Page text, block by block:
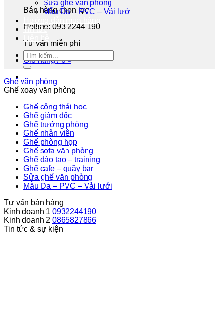
Bán hàng chọn lọc
Hotline: 093 2244 190
Tư vấn miễn phí
Giỏ hàng /0₫
Sửa ghế văn phòng
Mẫu Da – PVC – Vải lưới
Tin tức
Liên hệ
Ghế văn phòng
Ghế xoay văn phòng
Ghế công thái học
Ghế giám đốc
Ghế trưởng phòng
Ghế nhân viên
Ghế phòng họp
Ghế sofa văn phòng
Ghế đào tạo – training
Ghế cafe – quầy bar
Sửa ghế văn phòng
Mẫu Da – PVC – Vải lưới
Tư vấn bán hàng
Kinh doanh 1 0932244190
Kinh doanh 2 0865827866
Tin tức & sự kiện